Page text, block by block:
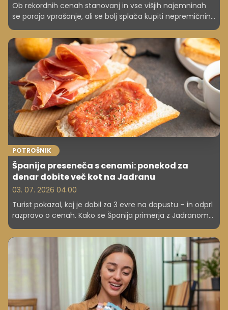
Ob rekordnih cenah stanovanj in vse višjih najemninah
se poraja vprašanje, ali se bolj splača kupiti nepremičnino
s kreditom ali ostati v najemu. Čeprav nakup v Sloveniji
še vedno velja za varno dolgoročno odločitev, finančna
primerjava ni enostavna.
POTROŠNIK
Španija preseneča s cenami: ponekod za
denar dobite več kot na Jadranu
03. 07. 2026 04.00
Turist pokazal, kaj je dobil za 3 evre na dopustu – in odprl
razpravo o cenah. Kako se Španija primerja z Jadranom
in kaj to pomeni za vaš proračun?